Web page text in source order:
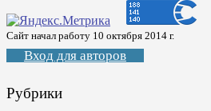
Сайт начал работу 10 октября 2014 г.
Вход для авторов
Рубрики